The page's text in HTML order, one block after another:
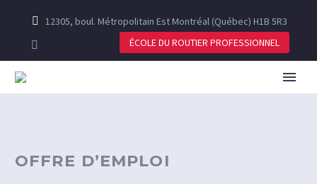
12305, boul. Métropolitain Est Montréal (Québec) H1B 5R3
ÉCOLE DU ROUTIER PROFESSIONNEL
OFFRE D’EMPLOI